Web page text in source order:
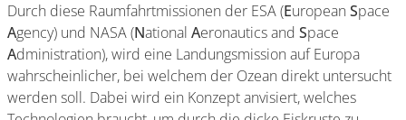
Durch diese Raumfahrtmissionen der ESA (European Space
Agency) und NASA (National Aeronautics and Space
Administration), wird eine Landungsmission auf Europa
wahrscheinlicher, bei welchem der Ozean direkt untersucht
werden soll. Dabei wird ein Konzept anvisiert, welches